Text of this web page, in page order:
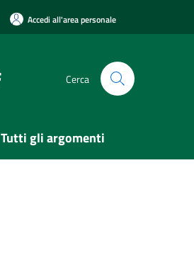
Accedi all'area personale
Cerca
Tutti gli argomenti